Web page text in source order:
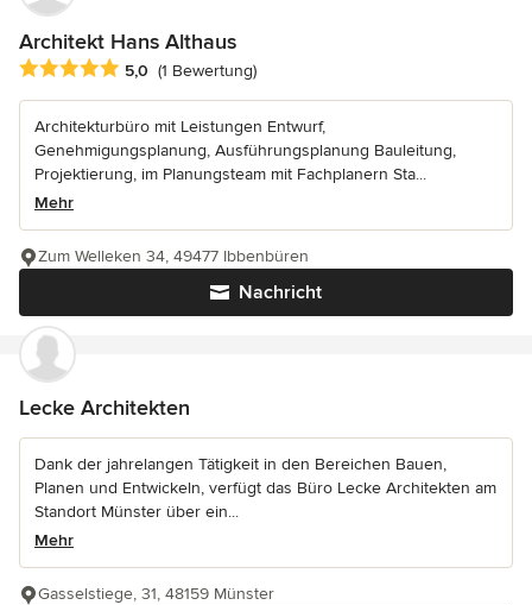
Architekt Hans Althaus
Durchschnittliche Bewertung: 5 von 5 Sternen
5,0 (1 Bewertung)
Architekturbüro mit Leistungen Entwurf,
Genehmigungsplanung, Ausführungsplanung Bauleitung,
Projektierung, im Planungsteam mit Fachplanern Sta...
Mehr
Nachricht
Zum Welleken 34, 49477 Ibbenbüren
Lecke Architekten
Dank der jahrelangen Tätigkeit in den Bereichen Bauen,
Planen und Entwickeln, verfügt das Büro Lecke Architekten am
Standort Münster über ein...
Mehr
Gasselstiege, 31, 48159 Münster